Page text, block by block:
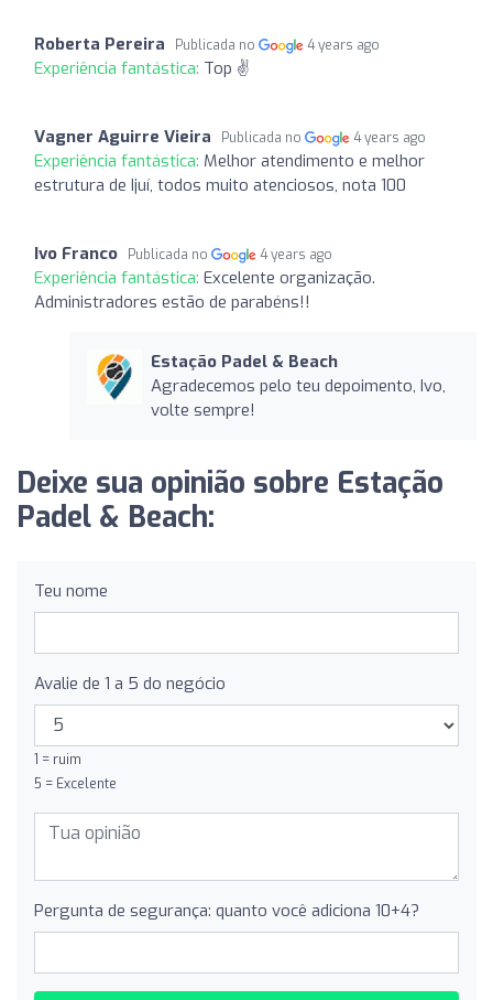
Roberta Pereira Publicada no 4 years ago
Experiência fantástica: Top ✌
Vagner Aguirre Vieira Publicada no 4 years ago
Experiência fantástica: Melhor atendimento e melhor
estrutura de Ijuí, todos muito atenciosos, nota 100
Ivo Franco Publicada no 4 years ago
Experiência fantástica: Excelente organização.
Administradores estão de parabéns!!
Estação Padel & Beach
Agradecemos pelo teu depoimento, Ivo,
volte sempre!
Deixe sua opinião sobre Estação
Padel & Beach:
Teu nome
Avalie de 1 a 5 do negócio
1 = ruim
5 = Excelente
Pergunta de segurança: quanto você adiciona 10+4?